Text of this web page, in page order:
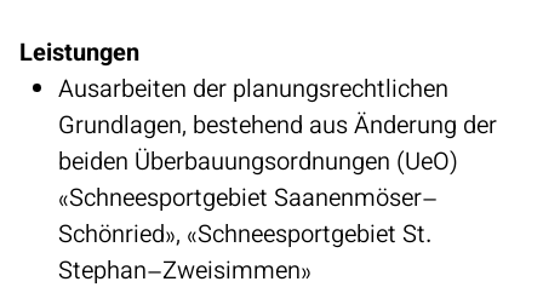
Leistungen
Ausarbeiten der planungsrechtlichen
Grundlagen, bestehend aus Änderung der
beiden Überbauungsordnungen (UeO)
«Schneesportgebiet Saanenmöser–
Schönried», «Schneesportgebiet St.
Stephan–Zweisimmen»